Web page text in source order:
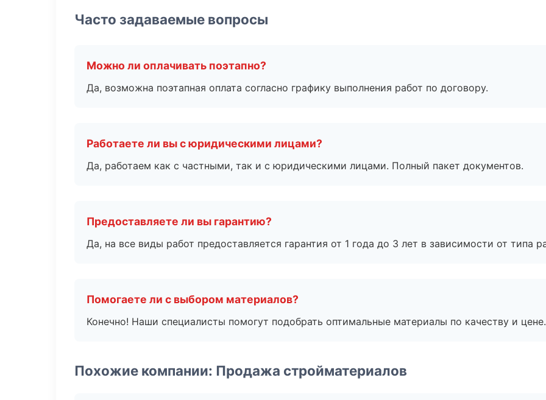
Часто задаваемые вопросы
Можно ли оплачивать поэтапно?
Да, возможна поэтапная оплата согласно графику выполнения работ по договору.
Работаете ли вы с юридическими лицами?
Да, работаем как с частными, так и с юридическими лицами. Полный пакет документов.
Предоставляете ли вы гарантию?
Да, на все виды работ предоставляется гарантия от 1 года до 3 лет в зависимости от типа
Помогаете ли с выбором материалов?
Конечно! Наши специалисты помогут подобрать оптимальные материалы по качеству и цене.
Похожие компании: Продажа стройматериалов